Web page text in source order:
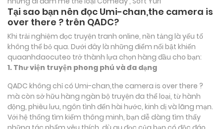
Tại sao bạn nên đọc Umi-chan,the camera is
over there ? trên QADC?
Khi trải nghiệm đọc truyện tranh online, nền tảng là yếu tố
không thể bỏ qua. Dưới đây là những điểm nổi bật khiến
quaanhdaocuteo trở thành lựa chọn hàng đầu cho bạn:
1. Thư viện truyện phong phú và đa dạng
QADC không chỉ có Umi-chan,the camera is over there ?
mà còn sở hữu hàng ngàn bộ truyện đa thể loại, từ hành
động, phiêu lưu, ngôn tình đến hài hước, kinh dị và lãng mạn.
Với hệ thống tìm kiếm thông minh, bạn dễ dàng tìm thấy